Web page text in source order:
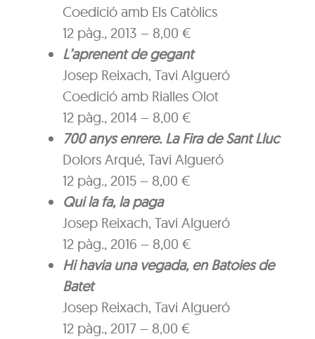
Coedició amb Els Catòlics
12 pàg., 2013 – 8,00 €
L’aprenent de gegant
Josep Reixach, Tavi Algueró
Coedició amb Rialles Olot
12 pàg., 2014 – 8,00 €
700 anys enrere. La Fira de Sant Lluc
Dolors Arqué, Tavi Algueró
12 pàg., 2015 – 8,00 €
Qui la fa, la paga
Josep Reixach, Tavi Algueró
12 pàg., 2016 – 8,00 €
Hi havia una vegada, en Batoies de
Batet
Josep Reixach, Tavi Algueró
12 pàg., 2017 – 8,00 €